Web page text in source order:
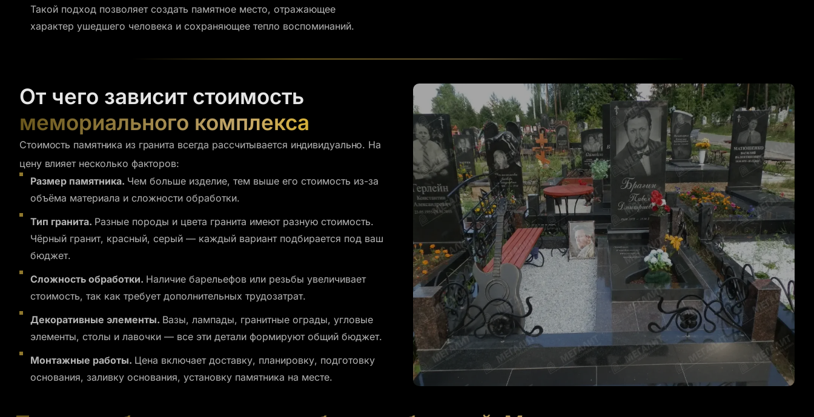
Такой подход позволяет создать памятное место, отражающее
характер ушедшего человека и сохраняющее тепло воспоминаний.
От чего зависит стоимость
мемориального комплекса
Стоимость памятника из гранита всегда рассчитывается индивидуально. На
цену влияет несколько факторов:
Размер памятника. Чем больше изделие, тем выше его стоимость из-за
объёма материала и сложности обработки.
Тип гранита. Разные породы и цвета гранита имеют разную стоимость.
Чёрный гранит, красный, серый — каждый вариант подбирается под ваш
бюджет.
Сложность обработки. Наличие барельефов или резьбы увеличивает
стоимость, так как требует дополнительных трудозатрат.
Декоративные элементы. Вазы, лампады, гранитные ограды, угловые
элементы, столы и лавочки — все эти детали формируют общий бюджет.
Монтажные работы. Цена включает доставку, планировку, подготовку
основания, заливку основания, установку памятника на месте.